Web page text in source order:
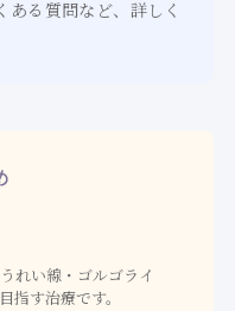
る質問など、詳しく
れい線・ゴルゴライ
指す治療です。